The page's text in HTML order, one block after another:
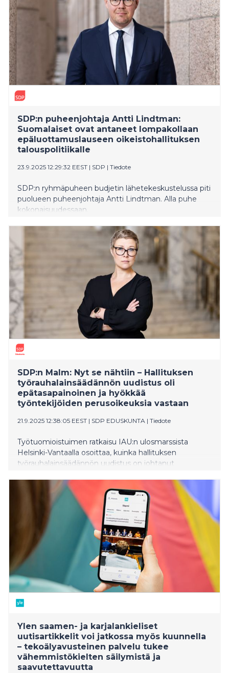
SDP:n puheenjohtaja Antti Lindtman:
Suomalaiset ovat antaneet lompakollaan
epäluottamuslauseen oikeistohallituksen
talouspolitiikalle
23.9.2025 12:29:32 EEST | SDP | Tiedote
SDP:n ryhmäpuheen budjetin lähetekeskustelussa piti
puolueen puheenjohtaja Antti Lindtman. Alla puhe
kokonaisuudessaan.
SDP:n Malm: Nyt se nähtiin – Hallituksen
työrauhalainsäädännön uudistus oli
epätasapainoinen ja hyökkää
työntekijöiden perusoikeuksia vastaan
21.9.2025 12:38:05 EEST | SDP EDUSKUNTA | Tiedote
Työtuomioistuimen ratkaisu IAU:n ulosmarssista
Helsinki-Vantaalla osoittaa, kuinka hallituksen
työrauhalainsäädännön uudistus on johtanut
Niina Malmin mukaan laki on epätasapainoinen ja
hyökkää palkansaajien perusoikeuksia vastaan, samalla
kun työnantajille ei ole luvassa tiukennuksia.
Ylen saamen- ja karjalankieliset
uutisartikkelit voi jatkossa myös kuunnella
– tekoälyavusteinen palvelu tukee
vähemmistökielten säilymistä ja
saavutettavuutta